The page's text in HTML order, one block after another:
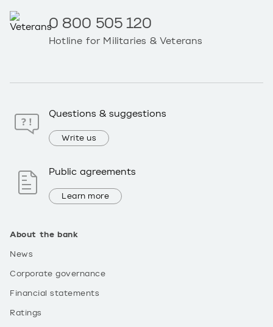
About the bank
News
Corporate governance
Financial statements
Ratings
0 800 505 120
Hotline for Militaries & Veterans
Questions & suggestions
Write us
Public agreements
Learn more